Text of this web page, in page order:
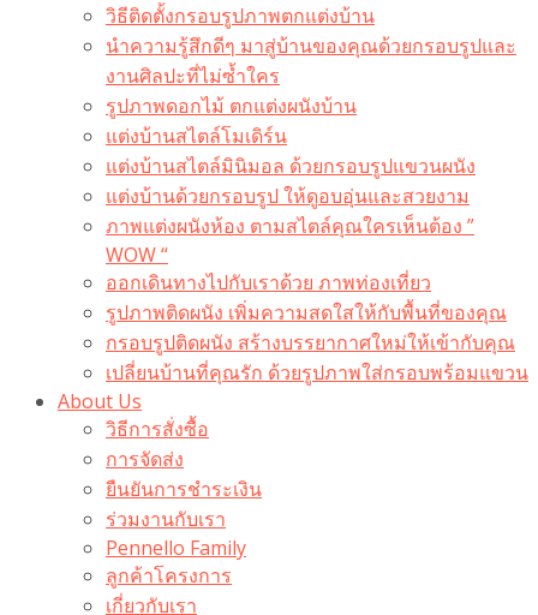
วิธีติดตั้งกรอบรูปภาพตกแต่งบ้าน
นำความรู้สึกดีๆ มาสู่บ้านของคุณด้วยกรอบรูปและ
งานศิลปะที่ไม่ซ้ำใคร
รูปภาพดอกไม้ ตกแต่งผนังบ้าน
แต่งบ้านสไตล์โมเดิร์น
แต่งบ้านสไตล์มินิมอล ด้วยกรอบรูปแขวนผนัง
แต่งบ้านด้วยกรอบรูป ให้ดูอบอุ่นและสวยงาม
ภาพแต่งผนังห้อง ตามสไตล์คุณใครเห็นต้อง ”
WOW “
ออกเดินทางไปกับเราด้วย ภาพท่องเที่ยว
รูปภาพติดผนัง เพิ่มความสดใสให้กับพื้นที่ของคุณ
กรอบรูปติดผนัง สร้างบรรยากาศใหม่ให้เข้ากับคุณ
เปลี่ยนบ้านที่คุณรัก ด้วยรูปภาพใส่กรอบพร้อมแขวน​
About Us
วิธีการสั่งซื้อ
การจัดส่ง
ยืนยันการชำระเงิน
ร่วมงานกับเรา
Pennello Family
ลูกค้าโครงการ
เกี่ยวกับเรา